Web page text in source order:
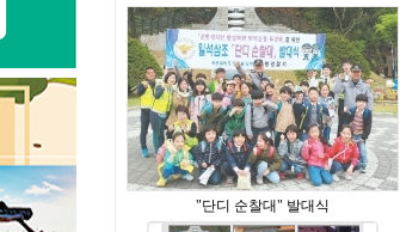
"단디 순찰대" 발대식